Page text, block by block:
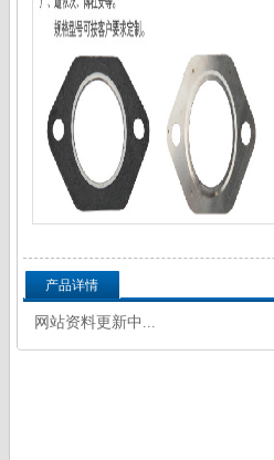
产品详情
网站资料更新中...